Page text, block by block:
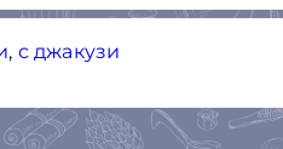
, с джакузи